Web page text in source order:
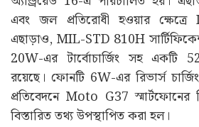
এবং জল প্রতিরোধী হওয়ার ক্ষেত্রে
এছাড়াও, MIL-STD 810H
20W-এর টার্বোচার্জিং সহ একটি
রয়েছে। ফোনটি 6W-এর রিভার্স
প্রতিবেদনে Moto G37 স্মার্টফোনের
বিস্তারিত তথ্য উপস্থাপিত করা হল।